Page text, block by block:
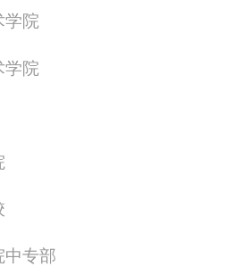
学院
学院
中专部